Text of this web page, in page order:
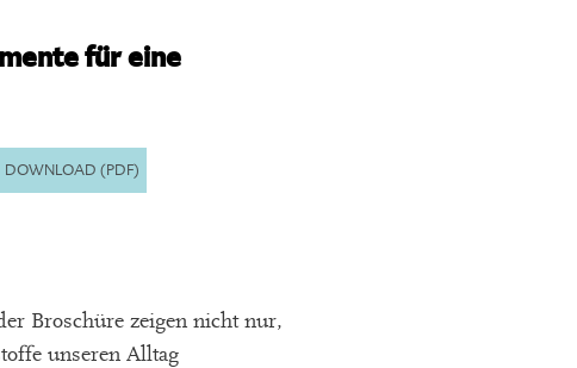
für eine
DOWNLOAD (PDF)
Broschüre zeigen nicht nur,
unseren Alltag